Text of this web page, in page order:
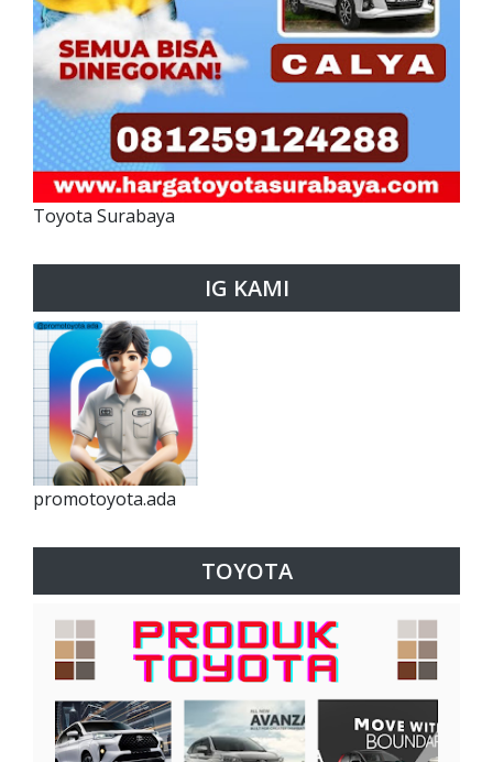
Toyota Surabaya
IG KAMI
promotoyota.ada
TOYOTA